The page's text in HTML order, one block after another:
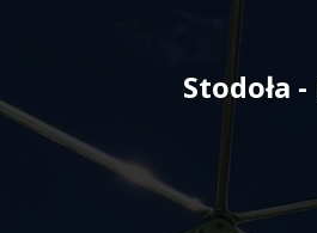
Stodoła